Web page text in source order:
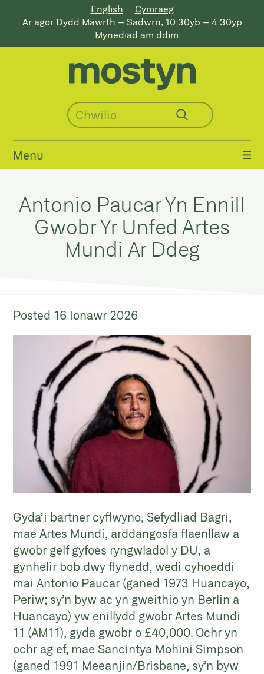
English
Cymraeg
Ar agor Dydd Mawrth – Sadwrn, 10:30yb – 4:30yp
Mynediad am ddim
Menu
Antonio Paucar Yn Ennill
Gwobr Yr Unfed Artes
Mundi Ar Ddeg
Posted 16 Ionawr 2026
Gyda’i bartner cyflwyno, Sefydliad Bagri,
mae Artes Mundi, arddangosfa flaenllaw a
gwobr gelf gyfoes ryngwladol y DU, a
gynhelir bob dwy flynedd, wedi cyhoeddi
mai Antonio Paucar (ganed 1973 Huancayo,
Periw; sy’n byw ac yn gweithio yn Berlin a
Huancayo) yw enillydd gwobr Artes Mundi
11 (AM11), gyda gwobr o £40,000. Ochr yn
ochr ag ef, mae Sancintya Mohini Simpson
(ganed 1991 Meeanjin/Brisbane, sy’n byw